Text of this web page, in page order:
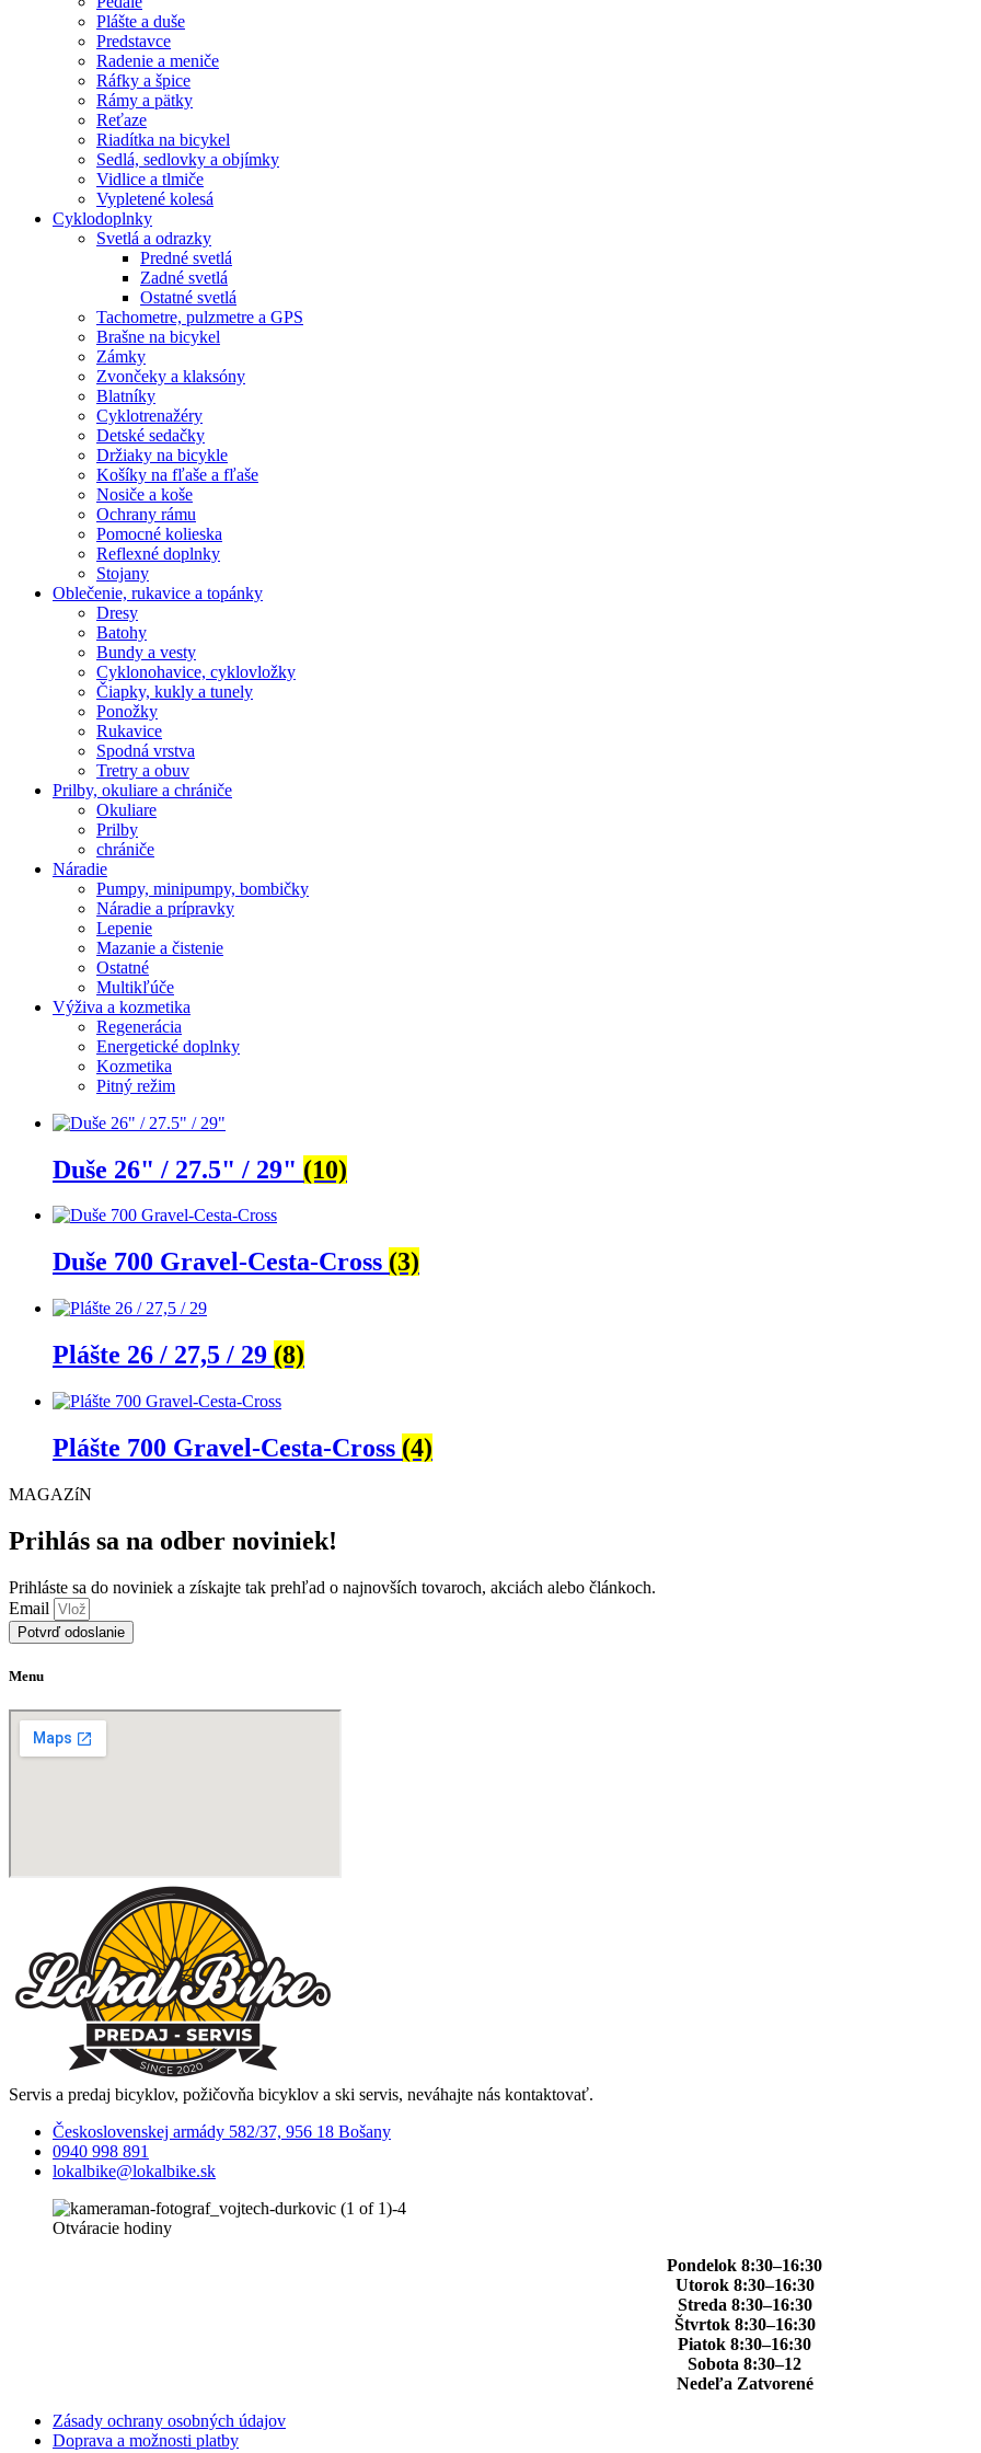
Plášte a duše
Predstavce
Radenie a meniče
Ráfky a špice
Rámy a pätky
Reťaze
Riadítka na bicykel
Sedlá, sedlovky a objímky
Vidlice a tlmiče
Vypletené kolesá
Cyklodoplnky
Svetlá a odrazky
Predné svetlá
Zadné svetlá
Ostatné svetlá
Tachometre, pulzmetre a GPS
Brašne na bicykel
Zámky
Zvončeky a klaksóny
Blatníky
Cyklotrenažéry
Detské sedačky
Držiaky na bicykle
Košíky na fľaše a fľaše
Nosiče a koše
Ochrany rámu
Pomocné kolieska
Reflexné doplnky
Stojany
Oblečenie, rukavice a topánky
Dresy
Batohy
Bundy a vesty
Cyklonohavice, cyklovložky
Čiapky, kukly a tunely
Ponožky
Rukavice
Spodná vrstva
Tretry a obuv
Prilby, okuliare a chrániče
Okuliare
Prilby
chrániče
Náradie
Pumpy, minipumpy, bombičky
Náradie a prípravky
Lepenie
Mazanie a čistenie
Ostatné
Multikľúče
Výživa a kozmetika
Regenerácia
Energetické doplnky
Kozmetika
Pitný režim
Duše 26" / 27.5" / 29" (10)
Duše 700 Gravel-Cesta-Cross (3)
Plášte 26 / 27,5 / 29 (8)
Plášte 700 Gravel-Cesta-Cross (4)
MAGAZíN
Prihlás sa na odber noviniek!
Prihláste sa do noviniek a získajte tak prehľad o najnovších tovaroch, akciách alebo článkoch.
Email
Potvrď odoslanie
Menu
Servis a predaj bicyklov, požičovňa bicyklov a ski servis, neváhajte nás kontaktovať.
Československej armády 582/37, 956 18 Bošany
0940 998 891
lokalbike@lokalbike.sk
Otváracie hodiny
Pondelok 8:30–16:30
Utorok 8:30–16:30
Streda 8:30–16:30
Štvrtok 8:30–16:30
Piatok 8:30–16:30
Sobota 8:30–12
Nedeľa Zatvorené
Zásady ochrany osobných údajov
Doprava a možnosti platby